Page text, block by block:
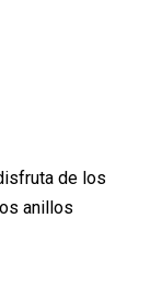
de los
anillos